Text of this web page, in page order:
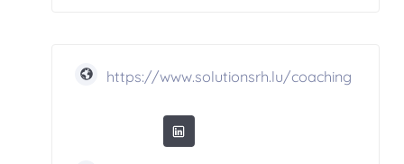
https://www.solutionsrh.lu/coaching